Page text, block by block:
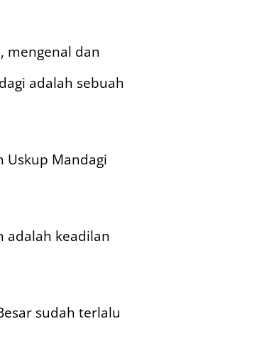
mengenal dan
adalah sebuah
Uskup Mandagi
adalah keadilan
sudah terlalu